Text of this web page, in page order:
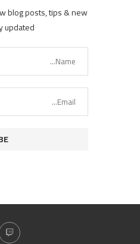
blog posts, tips & new
updated!